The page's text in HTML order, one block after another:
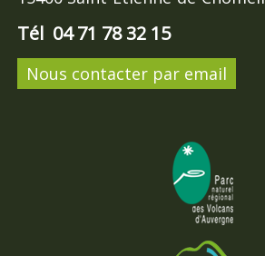
Tél 04 71 78 32 15
Nous contacter par email